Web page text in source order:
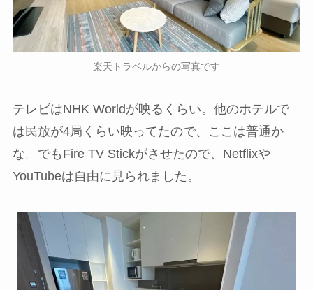
楽天トラベルからの写真です
テレビはNHK Worldが映るくらい。他のホテルで
は民放が4局くらい映ってたので、ここは普通か
な。でもFire TV Stickがさせたので、Netflixや
YouTubeは自由に見られました。